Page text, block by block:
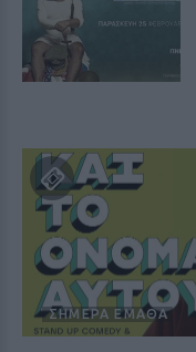
ΣΉΜΕΡΑ ΈΜΑΘΑ